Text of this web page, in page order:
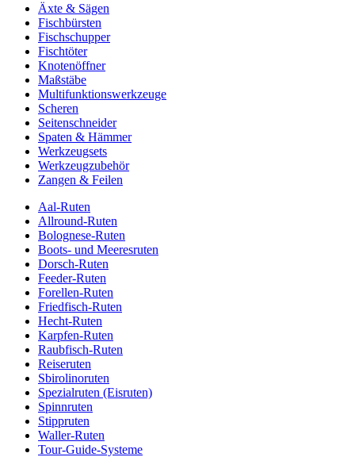
Äxte & Sägen
Fischbürsten
Fischschupper
Fischtöter
Knotenöffner
Maßstäbe
Multifunktionswerkzeuge
Scheren
Seitenschneider
Spaten & Hämmer
Werkzeugsets
Werkzeugzubehör
Zangen & Feilen
Aal-Ruten
Allround-Ruten
Bolognese-Ruten
Boots- und Meeresruten
Dorsch-Ruten
Feeder-Ruten
Forellen-Ruten
Friedfisch-Ruten
Hecht-Ruten
Karpfen-Ruten
Raubfisch-Ruten
Reiseruten
Sbirolinoruten
Spezialruten (Eisruten)
Spinnruten
Stippruten
Waller-Ruten
Tour-Guide-Systeme